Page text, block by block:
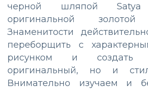
черной шляпой
оригинальной золотой
Знаменитости
переборщить с
рисунком и создать
оригинальный, но и
Внимательно изучаем и